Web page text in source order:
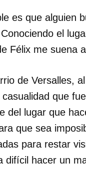
poder guardar
de 14ymedio.
es que alguien
el
Félix me suena
de Versalles,
casualidad que
del lugar que
que sea
para restar
difícil hacer un